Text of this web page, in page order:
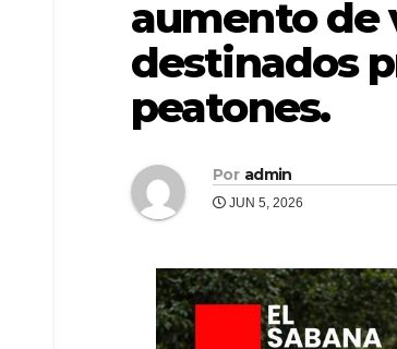
aumento de
destinados
peatones.
Por admin
JUN 5, 2026